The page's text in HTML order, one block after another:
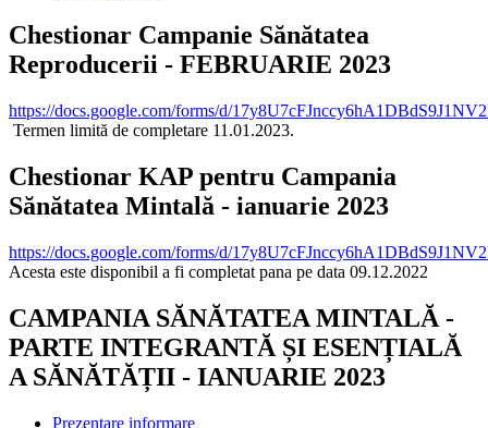
Chestionar Campanie Sănătatea
Reproducerii - FEBRUARIE 2023
https://docs.google.com/forms/d/
Termen limită de completare 11.01.2023.
Chestionar KAP pentru Campania
Sănătatea Mintală - ianuarie 2023
https://docs.google.com/forms/d/
Acesta este disponibil a fi completat pana pe data 09.12.2022
CAMPANIA SĂNĂTATEA MINTALĂ -
PARTE INTEGRANTĂ ȘI ESENȚIALĂ
A SĂNĂTĂȚII - IANUARIE 2023
Prezentare informare